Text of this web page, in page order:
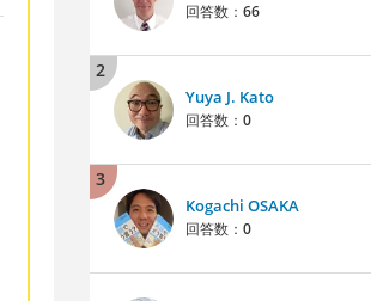
回答数： 66
2
Yuya J. Kato
回答数： 0
3
Kogachi OSAKA
回答数： 0